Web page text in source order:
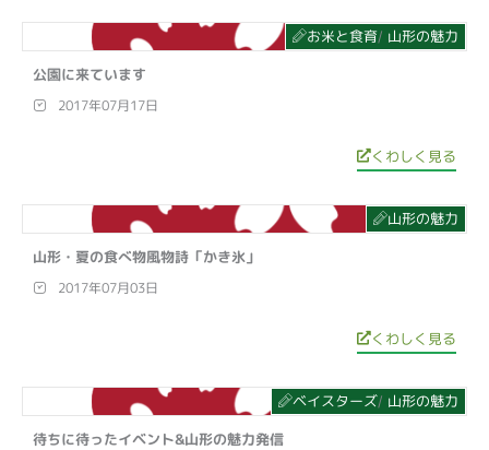
お米と食育/ 山形の魅力
公園に来ています
2017年07月17日
くわしく見る
山形の魅力
山形・夏の食べ物風物詩「かき氷」
2017年07月03日
くわしく見る
ベイスターズ/ 山形の魅力
待ちに待ったイベント&山形の魅力発信